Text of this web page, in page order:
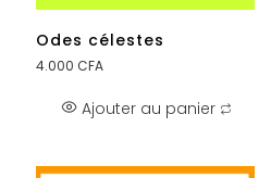
Odes célestes
4.000 CFA
Ajouter au panier